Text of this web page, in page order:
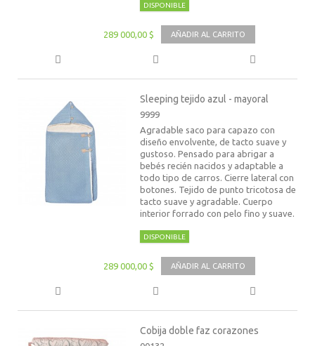
DISPONIBLE
289 000,00 $ AÑADIR AL CARRITO
Sleeping tejido azul - mayoral
9999
Agradable saco para capazo con
diseño envolvente, de tacto suave y
gustoso. Pensado para abrigar a
bebés recién nacidos y adaptable a
todo tipo de carros. Cierre lateral con
botones. Tejido de punto tricotosa de
tacto suave y agradable. Cuerpo
interior forrado con pelo fino y suave.
DISPONIBLE
289 000,00 $ AÑADIR AL CARRITO
Cobija doble faz corazones